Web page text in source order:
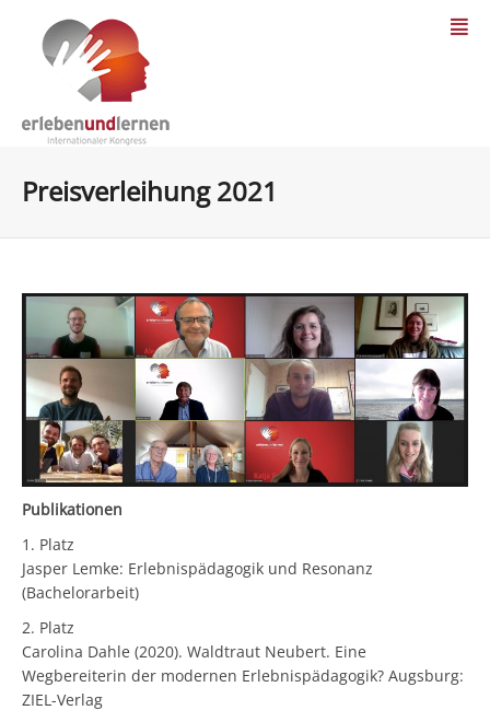
Preisverleihung 2021
Publikationen
1. Platz
Jasper Lemke: Erlebnispädagogik und Resonanz
(Bachelorarbeit)
2. Platz
Carolina Dahle (2020). Waldtraut Neubert. Eine
Wegbereiterin der modernen Erlebnispädagogik? Augsburg:
ZIEL-Verlag